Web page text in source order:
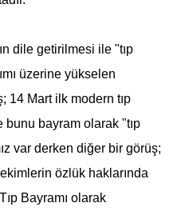
dile getirilmesi ile "tıp
üzerine yükselen
14 Martilk modern tıp
bayram olarak "tıp
var derken diğer bir görüş;
özlük haklarında
Tıp Bayramı olarak